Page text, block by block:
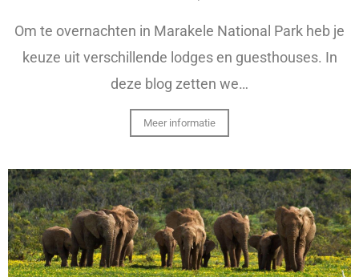
Om te overnachten in Marakele National Park heb je
keuze uit verschillende lodges en guesthouses. In
deze blog zetten we…
Meer informatie